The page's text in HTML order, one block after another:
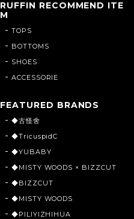
RUFFIN RECOMMEND ITE
M
TOPS
BOTTOMS
SHOES
ACCESSORIE
FEATURED BRANDS
◆古怪舍
◆TricuspidC
◆YUBABY
◆MISTY WOODS × BIZZCUT
◆BIZZCUT
◆MISTY WOODS
◆PILIYIZHIHUA